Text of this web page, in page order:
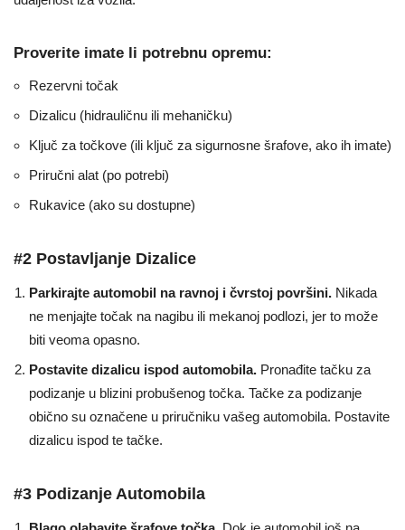
Proverite imate li potrebnu opremu:
Rezervni točak
Dizalicu (hidrauličnu ili mehaničku)
Ključ za točkove (ili ključ za sigurnosne šrafove, ako ih imate)
Priručni alat (po potrebi)
Rukavice (ako su dostupne)
#2 Postavljanje Dizalice
Parkirajte automobil na ravnoj i čvrstoj površini. Nikada
ne menjajte točak na nagibu ili mekanoj podlozi, jer to može
biti veoma opasno.
Postavite dizalicu ispod automobila. Pronađite tačku za
podizanje u blizini probušenog točka. Tačke za podizanje
obično su označene u priručniku vašeg automobila. Postavite
dizalicu ispod te tačke.
#3 Podizanje Automobila